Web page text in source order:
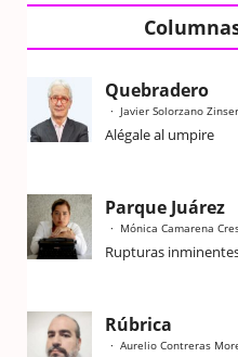
Quebradero
Javier Solorzano Zinser
Alégale al umpire
Parque Juárez
Mónica Camarena
Rupturas
Rúbrica
Aurelio Contreras